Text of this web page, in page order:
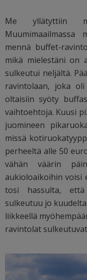
Me yllätyttiin
mennä buffet-
mikä mielestäni on
sulkeutui neljältä.
ravintolaan, joka
oltaisiin syöty
vaihtoehtoja. Kuusi
juomineen
missä
perheeltä alle 50
vähän väärin
aukioloaikoihin voisi
tosi hassulta,
sulkeutuu jo
liikkeellä
ravintolat